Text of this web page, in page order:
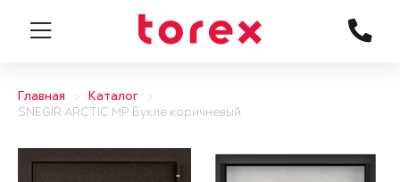
Главная
Каталог
SNEGIR ARCTIC MP Букле коричневый